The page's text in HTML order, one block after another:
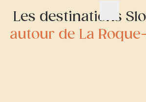
Les destinations
autour de La